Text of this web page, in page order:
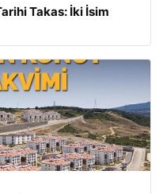
Takas: İki İsim